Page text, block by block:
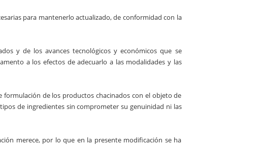
para mantenerlo actualizado, de conformidad con la
y de los avances tecnológicos y económicos que se
a los efectos de adecuarlo a las modalidades y las
formulación de los productos chacinados con el objeto de
de ingredientes sin comprometer su genuinidad ni las
merece, por lo que en la presente modificación se ha